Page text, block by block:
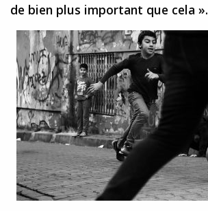
de bien plus important que cela ».